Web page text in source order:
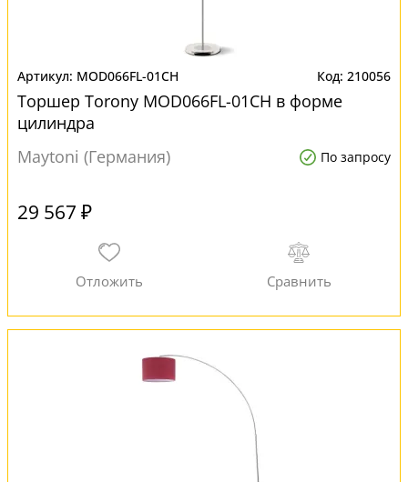
MOD066FL-01CH 210056
Торшер Torony MOD066FL-01CH в форме
цилиндра
Maytoni (Германия)
По запросу
29 567 ₽